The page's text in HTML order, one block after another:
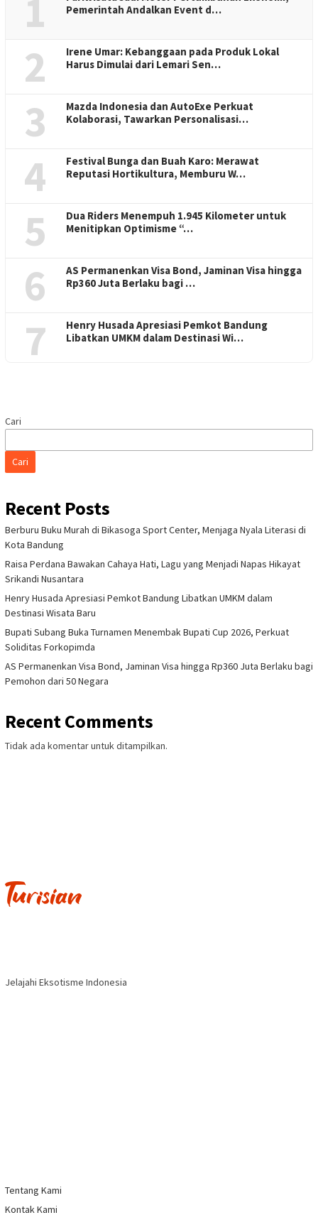
1
Pemerintah Andalkan Event d…
2
Irene Umar: Kebanggaan pada Produk Lokal
Harus Dimulai dari Lemari Sen…
3
Mazda Indonesia dan AutoExe Perkuat
Kolaborasi, Tawarkan Personalisasi…
4
Festival Bunga dan Buah Karo: Merawat
Reputasi Hortikultura, Memburu W…
5
Dua Riders Menempuh 1.945 Kilometer untuk
Menitipkan Optimisme “…
6
AS Permanenkan Visa Bond, Jaminan Visa hingga
Rp360 Juta Berlaku bagi …
7
Henry Husada Apresiasi Pemkot Bandung
Libatkan UMKM dalam Destinasi Wi…
Cari
Cari
Recent Posts
Berburu Buku Murah di Bikasoga Sport Center, Menjaga Nyala Literasi di
Kota Bandung
Raisa Perdana Bawakan Cahaya Hati, Lagu yang Menjadi Napas Hikayat
Srikandi Nusantara
Henry Husada Apresiasi Pemkot Bandung Libatkan UMKM dalam
Destinasi Wisata Baru
Bupati Subang Buka Turnamen Menembak Bupati Cup 2026, Perkuat
Soliditas Forkopimda
AS Permanenkan Visa Bond, Jaminan Visa hingga Rp360 Juta Berlaku bagi
Pemohon dari 50 Negara
Recent Comments
Tidak ada komentar untuk ditampilkan.
Jelajahi Eksotisme Indonesia
Tentang Kami
Kontak Kami